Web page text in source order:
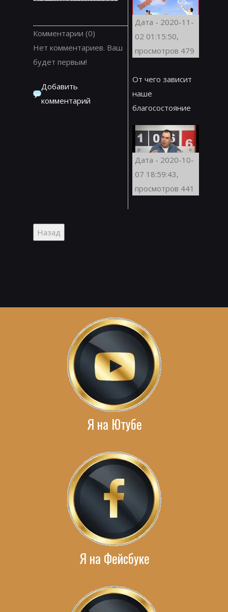
Комментарии (0)
Нет комментариев. Ваш
будет первым!
Добавить
комментарий
Дата - 2020-11-
02 01:15:50,
просмотров 479
От чего зависит
наше
благосостояние
Дата - 2020-10-
07 18:59:43,
просмотров 441
Я на Ютубе
Я на Фейсбуке